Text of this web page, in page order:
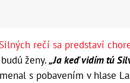
rečí sa predstaví
ženy.„Ja keď vidím tú
s pobavením v hlase